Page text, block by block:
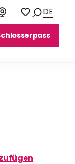
Voir les favoris
Suche
DE